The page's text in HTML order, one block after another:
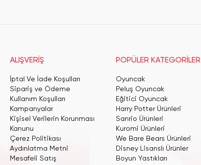
ALIŞVERİŞ
İptal Ve İade Koşulları
Sipariş ve Ödeme
Kullanım Koşulları
Kampanyalar
Kişisel Verilerin Korunması
Kanunu
Çerez Politikası
Aydınlatma Metni
Mesafeli Satış
POPÜLER KATEGORİLER
Oyuncak
Peluş Oyuncak
Eğitici Oyuncak
Harry Potter Ürünleri
Sanrio Ürünleri
Kuromi Ürünleri
We Bare Bears Ürünleri
Disney Lisanslı Ürünler
Boyun Yastıkları